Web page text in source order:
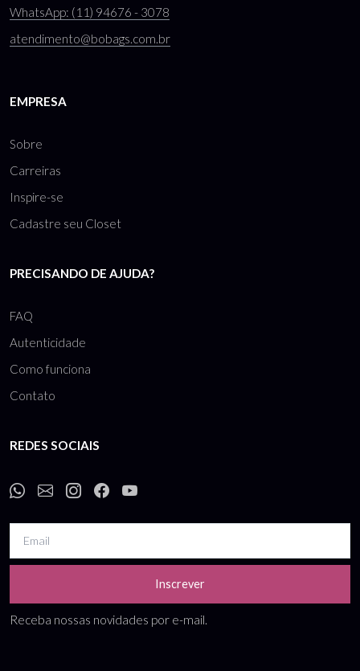
WhatsApp: (11) 94676 - 3078
atendimento@bobags.com.br
EMPRESA
Sobre
Carreiras
Inspire-se
Cadastre seu Closet
PRECISANDO DE AJUDA?
FAQ
Autenticidade
Como funciona
Contato
REDES SOCIAIS
Inscrever
Receba nossas novidades por e-mail.